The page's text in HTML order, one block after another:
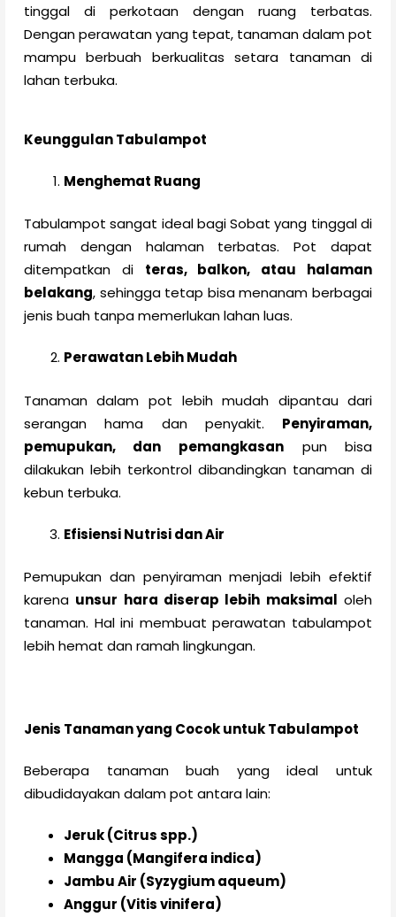
tinggal di perkotaan dengan ruang terbatas.
Dengan perawatan yang tepat, tanaman dalam pot
mampu berbuah berkualitas setara tanaman di
lahan terbuka.
Keunggulan Tabulampot
Menghemat Ruang
Tabulampot sangat ideal bagi Sobat yang tinggal di
rumah dengan halaman terbatas. Pot dapat
ditempatkan di teras, balkon, atau halaman
belakang, sehingga tetap bisa menanam berbagai
jenis buah tanpa memerlukan lahan luas.
Perawatan Lebih Mudah
Tanaman dalam pot lebih mudah dipantau dari
serangan hama dan penyakit. Penyiraman,
pemupukan, dan pemangkasan pun bisa
dilakukan lebih terkontrol dibandingkan tanaman di
kebun terbuka.
Efisiensi Nutrisi dan Air
Pemupukan dan penyiraman menjadi lebih efektif
karena unsur hara diserap lebih maksimal oleh
tanaman. Hal ini membuat perawatan tabulampot
lebih hemat dan ramah lingkungan.
Jenis Tanaman yang Cocok untuk Tabulampot
Beberapa tanaman buah yang ideal untuk
dibudidayakan dalam pot antara lain:
Jeruk (Citrus spp.)
Mangga (Mangifera indica)
Jambu Air (Syzygium aqueum)
Anggur (Vitis vinifera)